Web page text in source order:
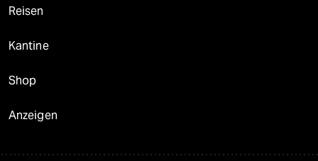
Reisen
Kantine
Shop
Anzeigen